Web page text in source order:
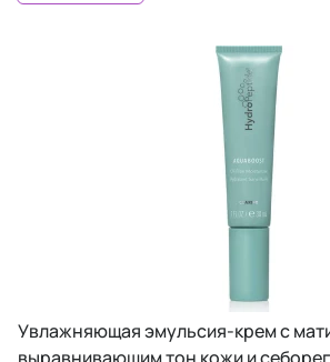
Увлажняющая эмульсия-крем с